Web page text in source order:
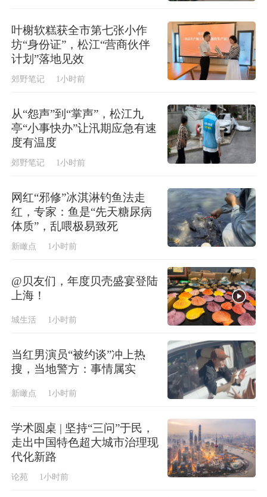
叶榭软糕获全市第七张小作
坊“身份证”，松江“营商伙伴
计划”落地见效
郊野笔记 1小时前
从“怨声”到“掌声”，松江九
亭“小事快办”让汛期应急有速
度有温度
郊野笔记 1小时前
网红“邪修”冰淇淋钓鱼法走
红，专家：鱼是“先天糖尿病
体质”，乱喂极易致死
新瞰点 1小时前
@贝友们，年度贝壳盛宴登陆
上海！
城生活 1小时前
当红男演员“被约谈”冲上热
搜，当地警方：事情属实
新瞰点 1小时前
学术圆桌 | 坚持“三问”于民，
走出中国特色超大城市治理现
代化新路
论苑 1小时前